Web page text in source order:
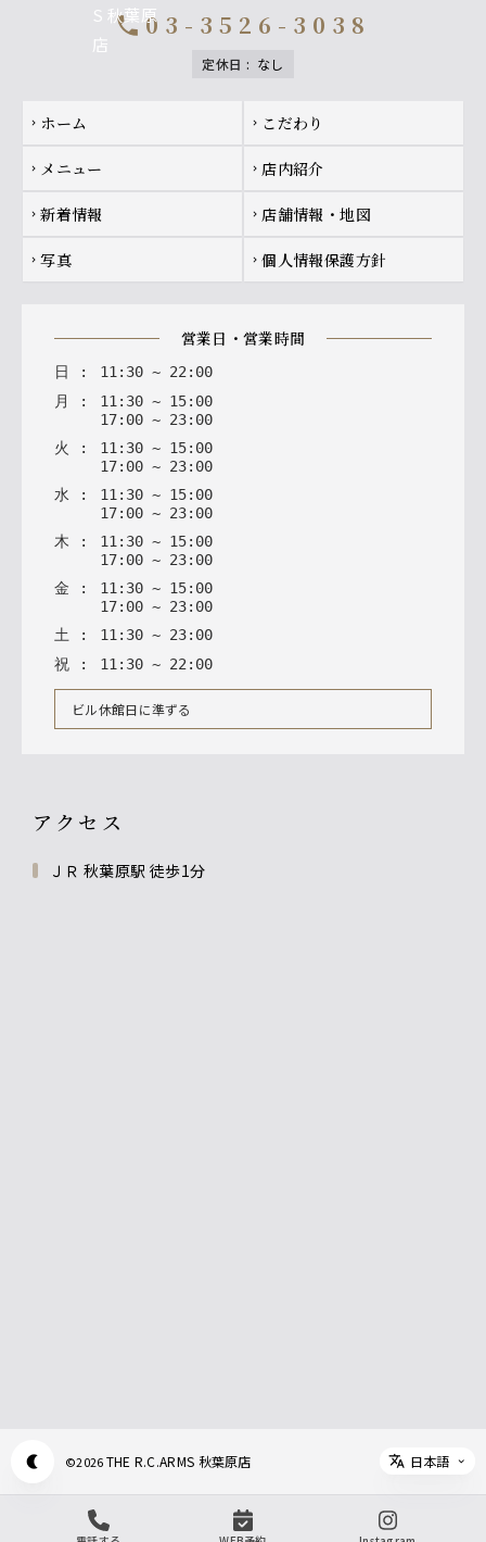
call 03-3526-3038
定休日 : なし
Footer navigation
chevron_right ホーム chevron_right こだわり
chevron_right メニュー chevron_right 店内紹介
chevron_right 新着情報 chevron_right 店舗情報・地図
chevron_right 写真 chevron_right 個人情報保護方針
営業日・営業時間
日 : 11: 30 ~ 22: 00
月
: 11 : 30 ~ 15: 00
17: 00 ~ 23: 00
火
: 11 : 30 ~ 15: 00
17: 00 ~ 23: 00
水 : 11 : 30 ~ 15: 00
17: 00 ~ 23: 00
木 : 11 : 30 ~ 15: 00
17: 00 ~ 23: 00
金 : 11 : 30 ~ 15: 00
17: 00 ~ 23: 00
土 : 11: 30 ~ 23: 00
祝 : 11 : 30 ~ 22 : 00
ビル休館日に準ずる
アクセス
ＪＲ 秋葉原駅 徒歩1分
©2026THE R.C.ARMS 秋葉原店
Select
日本語
Appearance mode switch